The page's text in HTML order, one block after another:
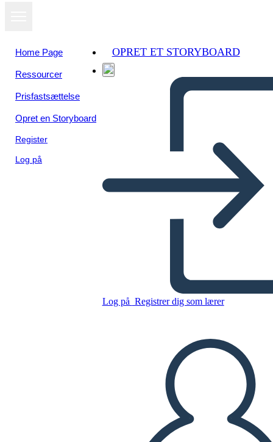
Home Page
Ressourcer
Prisfastsættelse
Opret en Storyboard
Register
Log på
OPRET ET STORYBOARD
Log på Registrer dig som lærer
modernista
LAVE ET STORYBOARD
AFSPIL DIASSHOW
LÆS FOR MIG
Se som
diasshow